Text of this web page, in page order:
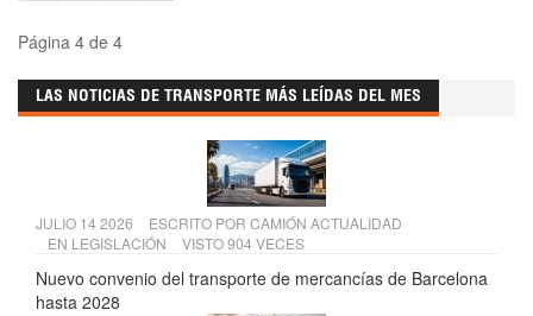
Página 4 de 4
LAS NOTICIAS DE TRANSPORTE MÁS LEÍDAS DEL MES
JULIO 14 2026 ESCRITO POR CAMIÓN ACTUALIDAD
EN LEGISLACIÓN VISTO 904 VECES
Nuevo convenio del transporte de mercancías de Barcelona
hasta 2028